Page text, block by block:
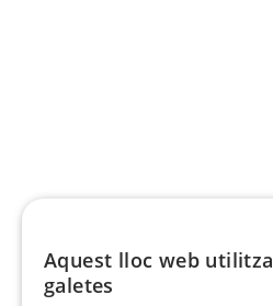
Aquest lloc web utilitza
galetes